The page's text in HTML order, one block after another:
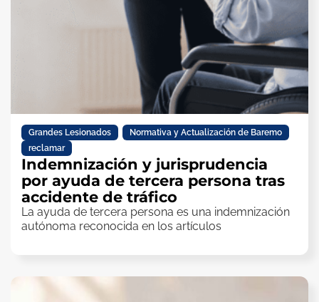
Grandes Lesionados Normativa y Actualización de Baremo
reclamar
Indemnización y jurisprudencia
por ayuda de tercera persona tras
accidente de tráfico
La ayuda de tercera persona es una indemnización
autónoma reconocida en los artículos